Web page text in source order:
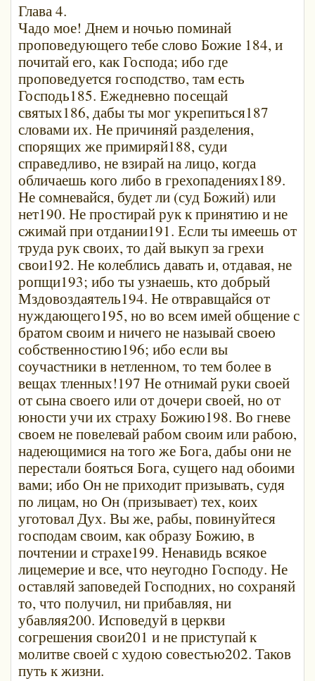
Глава 4.
Чадо мое! Днем и ночью поминай
проповедующего тебе слово Божие 184, и
почитай его, как Господа; ибо где
проповедуется господство, там есть
Господь185. Ежедневно посещай
святых186, дабы ты мог укрепиться187
словами их. Не причиняй разделения,
спорящих же примиряй188, суди
справедливо, не взирай на лицо, когда
обличаешь кого либо в грехопадениях189.
Не сомневайся, будет ли (суд Божий) или
нет190. Не простирай рук к принятию и не
сжимай при отдании191. Если ты имеешь от
труда рук своих, то дай выкуп за грехи
свои192. Не колеблись давать и, отдавая, не
ропщи193; ибо ты узнаешь, кто добрый
Мздовоздаятель194. Не отвравщайся от
нуждающего195, но во всем имей общение с
братом своим и ничего не называй своею
собственностию196; ибо если вы
соучастники в нетленном, то тем более в
вещах тленных!197 Не отнимай руки своей
от сына своего или от дочери своей, но от
юности учи их страху Божию198. Во гневе
своем не повелевай рабом своим или рабою,
надеющимися на того же Бога, дабы они не
перестали бояться Бога, сущего над обоими
вами; ибо Он не приходит призывать, судя
по лицам, но Он (призывает) тех, коих
уготовал Дух. Вы же, рабы, повинуйтеся
господам своим, как образу Божию, в
почтении и страхе199. Ненавидь всякое
лицемерие и все, что неугодно Господу. Не
оставляй заповедей Господних, но сохраняй
то, что получил, ни прибавляя, ни
убавляя200. Исповедуй в церкви
согрешения свои201 и не приступай к
молитве своей с худою совестью202. Таков
путь к жизни.